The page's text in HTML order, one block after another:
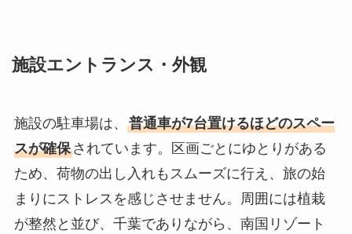
施設エントランス・外観
施設の駐車場は、 普通車が7台置けるほどのスペー
スが確保されています。区画ごとにゆとりがある
ため、荷物の出し入れもスムーズに行え、旅の始
まりにストレスを感じさせません。周囲には植栽
が整然と並び、千葉でありながら、南国リゾート